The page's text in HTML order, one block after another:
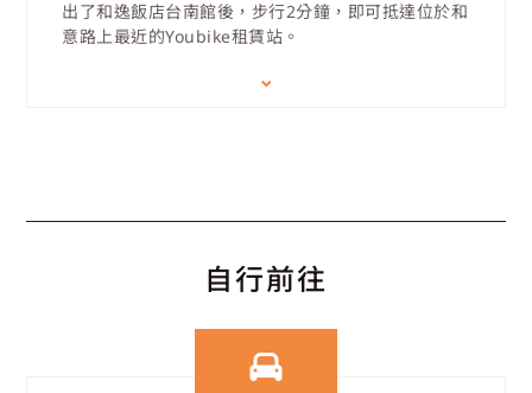
出了和逸飯店台南館後，步行2分鐘，即可抵達位於和
意路上最近的Youbike租賃站。
自行前往